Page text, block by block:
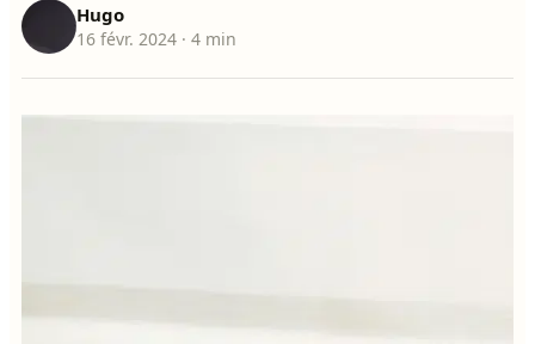
Hugo
16 févr. 2024 · 4 min